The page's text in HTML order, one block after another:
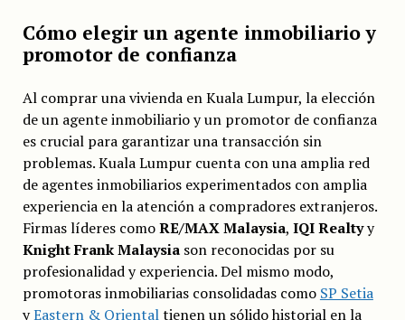
Cómo elegir un agente inmobiliario y
promotor de confianza
Al comprar una vivienda en Kuala Lumpur, la elección
de un agente inmobiliario y un promotor de confianza
es crucial para garantizar una transacción sin
problemas. Kuala Lumpur cuenta con una amplia red
de agentes inmobiliarios experimentados con amplia
experiencia en la atención a compradores extranjeros.
Firmas líderes comoRE/MAX Malaysia, IQI Realtyy
Knight Frank Malaysiason reconocidas por su
profesionalidad y experiencia. Del mismo modo,
promotoras inmobiliarias consolidadas como SP Setia
yEastern & Orientaltienen un sólido historial en la